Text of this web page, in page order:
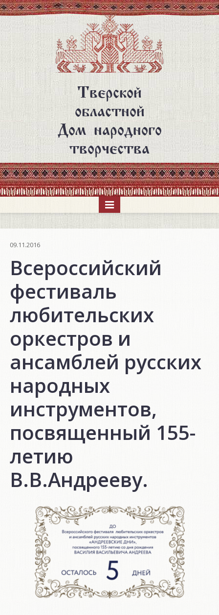
Перейти
к
основному
содержанию
Тверской
областной
Дом народного
творчества
09.11.2016
Всероссийский
фестиваль
любительских
оркестров и
ансамблей русских
народных
инструментов,
посвященный 155-
летию
В.В.Андрееву.